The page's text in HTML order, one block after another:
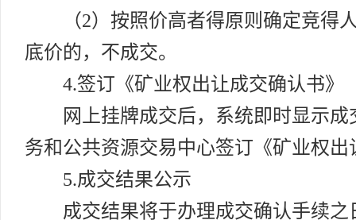
（2）按照价高者得原则确定竞
底价的，不成交。
4.签订《矿业权出让成交确认书》
网上挂牌成交后，系统即时显示
务和公共资源交易中心签订《矿业权
5.成交结果公示
成交结果将于办理成交确认手续